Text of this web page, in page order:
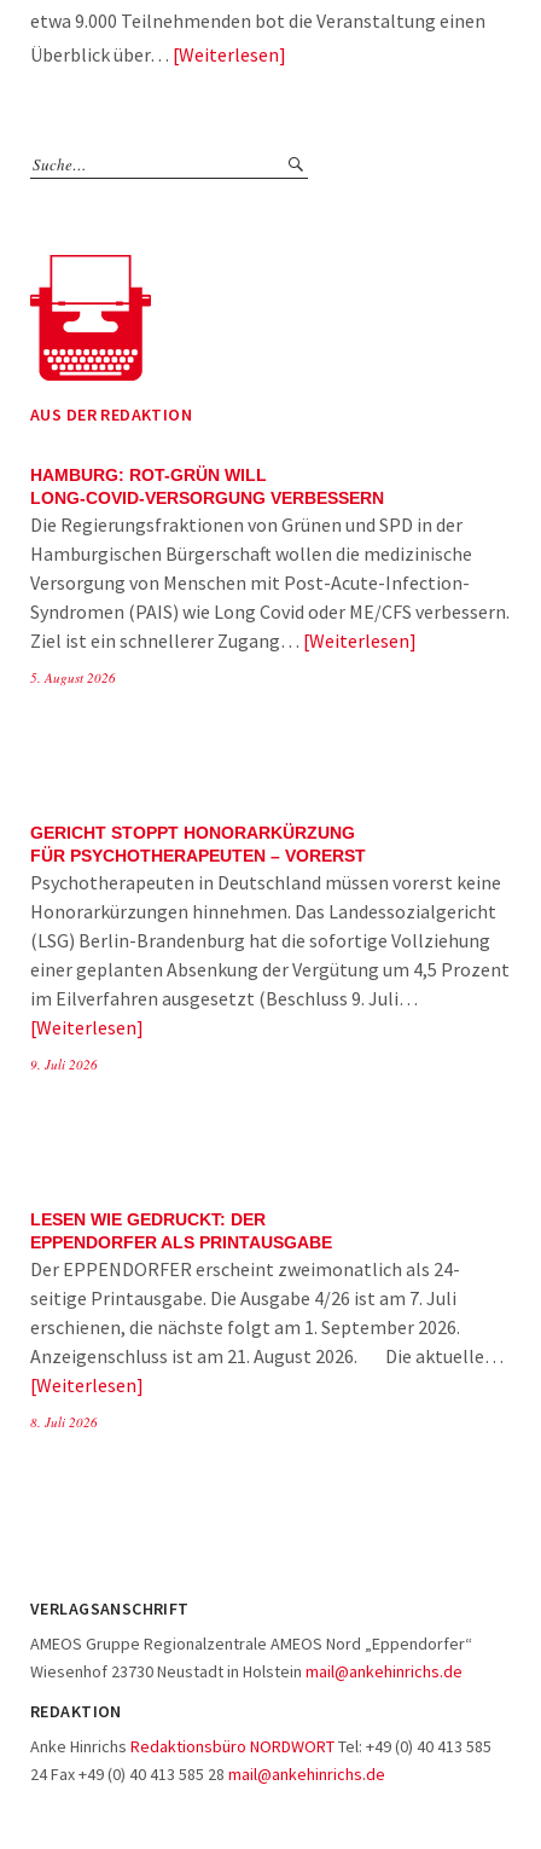
etwa 9.000 Teilnehmenden bot die Veranstaltung einen
Überblick über… Weiterlesen
AUS DER REDAKTION
HAMBURG: ROT-GRÜN WILL
LONG-COVID-VERSORGUNG VERBESSERN
Die Regierungsfraktionen von Grünen und SPD in der
Hamburgischen Bürgerschaft wollen die medizinische
Versorgung von Menschen mit Post-Acute-Infection-
Syndromen (PAIS) wie Long Covid oder ME/CFS verbessern.
Ziel ist ein schnellerer Zugang… Weiterlesen
5. August 2026
GERICHT STOPPT HONORARKÜRZUNG
FÜR PSYCHOTHERAPEUTEN – VORERST
Psychotherapeuten in Deutschland müssen vorerst keine
Honorarkürzungen hinnehmen. Das Landessozialgericht
(LSG) Berlin-Brandenburg hat die sofortige Vollziehung
einer geplanten Absenkung der Vergütung um 4,5 Prozent
im Eilverfahren ausgesetzt (Beschluss 9. Juli…
Weiterlesen
9. Juli 2026
LESEN WIE GEDRUCKT: DER
EPPENDORFER ALS PRINTAUSGABE
Der EPPENDORFER erscheint zweimonatlich als 24-
seitige Printausgabe. Die Ausgabe 4/26 ist am 7. Juli
erschienen, die nächste folgt am 1. September 2026.
Anzeigenschluss ist am 21. August 2026. Die aktuelle…
Weiterlesen
8. Juli 2026
VERLAGSANSCHRIFT
AMEOS Gruppe Regionalzentrale AMEOS Nord „Eppendorfer“
Wiesenhof 23730 Neustadt in Holstein mail@ankehinrichs.de
REDAKTION
Anke Hinrichs Redaktionsbüro NORDWORTTel: +49 (0) 40 413 585
24 Fax +49 (0) 40 413 585 28 mail@ankehinrichs.de